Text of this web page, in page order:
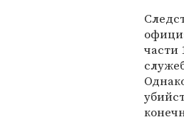
части